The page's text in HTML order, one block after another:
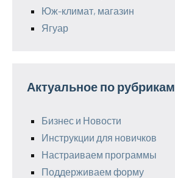
Юж-климат, магазин
Ягуар
Актуальное по рубрикам
Бизнес и Новости
Инструкции для новичков
Настраиваем программы
Поддерживаем форму